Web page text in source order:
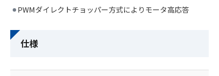
PWMダイレクトチョッパー方式によりモータ高応答
仕様